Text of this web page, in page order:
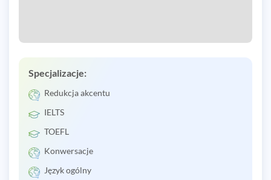
Specjalizacje:
Redukcja akcentu
IELTS
TOEFL
Konwersacje
Język ogólny